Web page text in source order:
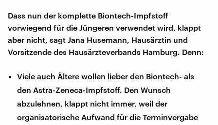
Dass nun der komplette Biontech-Impfstoff
vorwiegend für die Jüngeren verwendet wird, klappt
aber nicht, sagt Jana Husemann, Hausärztin und
Vorsitzende des Hausärzteverbands Hamburg. Denn:
Viele auch Ältere wollen lieber den Biontech- als
den Astra-Zeneca-Impfstoff. Den Wunsch
abzulehnen, klappt nicht immer, weil der
organisatorische Aufwand für die Terminvergabe